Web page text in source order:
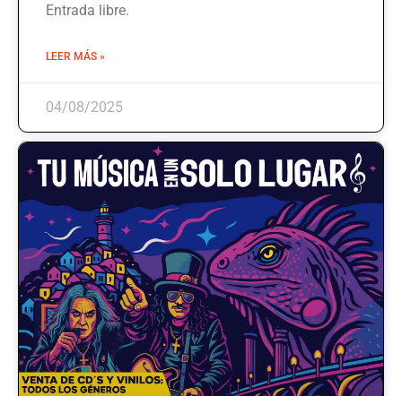
Entrada libre.
LEER MÁS »
04/08/2025